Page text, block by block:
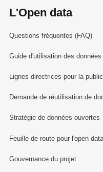
L'Open data
Questions fréquentes (FAQ)
Guide d'utilisation des
Lignes directrices pour la
Demande de réutilisation de
Stratégie de données ouvertes
Feuille de route pour l'open data
Gouvernance du projet